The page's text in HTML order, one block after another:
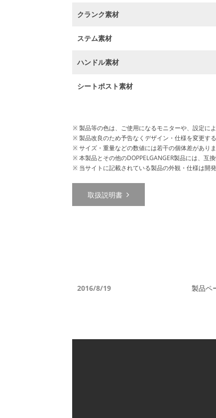
クランク素材
ステム素材
ハンドル素材
シートポスト素材
製品等の色は、ご使用になるモニターや、設定に
製品改良のため予告なくデザイン・仕様を変更する
サイズ・重量などの数値には若干の個体差がありま
本製品とその他のDOPPELGANGER製品には、互
当サイトに記載されている製品の外観・仕様は開
取扱説明書
2016/8/19 製品ペ